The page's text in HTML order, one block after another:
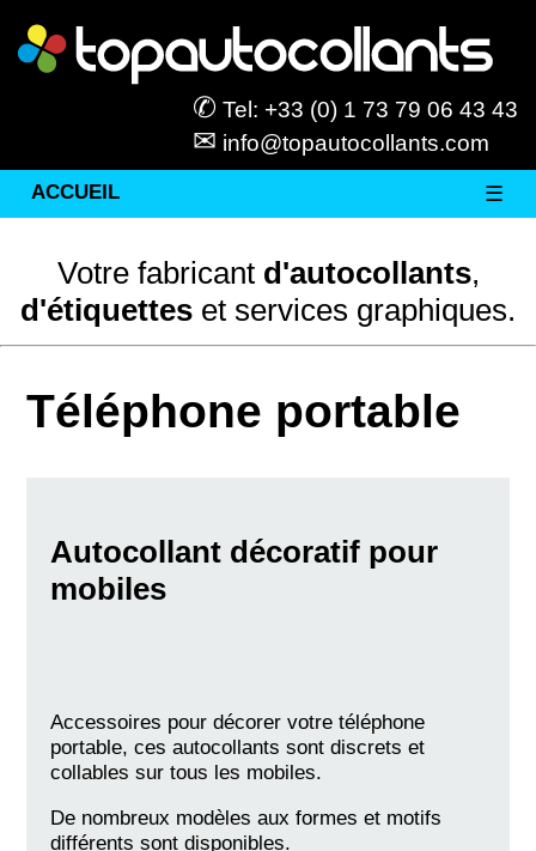
✆ Tel: +33 (0) 1 73 79 06 43 43
✉ info@topautocollants.com
ACCUEIL ☰
Votre fabricant d'autocollants,
d'étiquettes et services graphiques.
Téléphone portable
Autocollant décoratif pour
mobiles
Accessoires pour décorer votre téléphone
portable, ces autocollants sont discrets et
collables sur tous les mobiles.
De nombreux modèles aux formes et motifs
différents sont disponibles.